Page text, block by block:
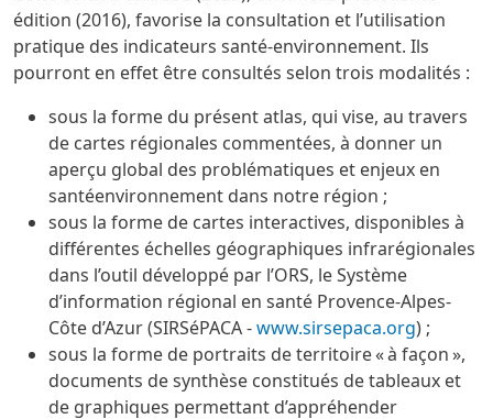
édition (2016), favorise la consultation et l’utilisation
pratique des indicateurs santé-environnement. Ils
pourront en effet être consultés selon trois modalités :
sous la forme du présent atlas, qui vise, au travers
de cartes régionales commentées, à donner un
aperçu global des problématiques et enjeux en
santéenvironnement dans notre région ;
sous la forme de cartes interactives, disponibles à
différentes échelles géographiques infrarégionales
dans l’outil développé par l’ORS, le Système
d’information régional en santé Provence-Alpes-
Côte d’Azur (SIRSéPACA -www.sirsepaca.org) ;
sous la forme de portraits de territoire « à façon »,
documents de synthèse constitués de tableaux et
de graphiques permettant d’appréhender